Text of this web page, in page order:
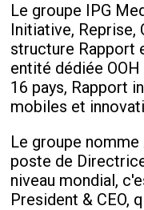
Le groupe IPG
Initiative, Reprise,
structure Rapport
entité dédiée
16 pays, Rapport
mobiles et
Le groupe nomme
poste de
niveau mondial,
President & CEO,